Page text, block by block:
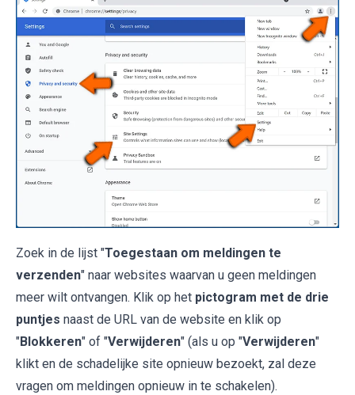
Zoek in de lijst "Toegestaan om meldingen te
verzenden" naar websites waarvan u geen meldingen
meer wilt ontvangen. Klik op het pictogram met de drie
puntjes naast de URL van de website en klik op
"Blokkeren" of "Verwijderen" (als u op "Verwijderen"
klikt en de schadelijke site opnieuw bezoekt, zal deze
vragen om meldingen opnieuw in te schakelen).